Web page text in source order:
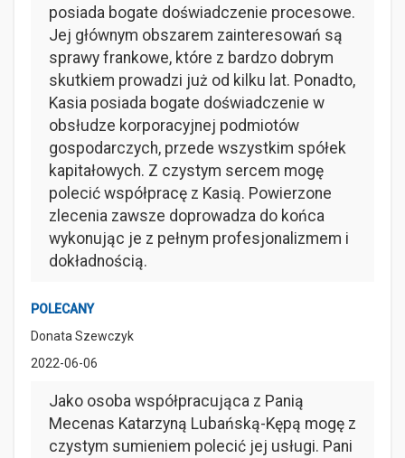
posiada bogate doświadczenie procesowe.
Jej głównym obszarem zainteresowań są
sprawy frankowe, które z bardzo dobrym
skutkiem prowadzi już od kilku lat. Ponadto,
Kasia posiada bogate doświadczenie w
obsłudze korporacyjnej podmiotów
gospodarczych, przede wszystkim spółek
kapitałowych. Z czystym sercem mogę
polecić współpracę z Kasią. Powierzone
zlecenia zawsze doprowadza do końca
wykonując je z pełnym profesjonalizmem i
dokładnością.
POLECANY
Donata Szewczyk
2022-06-06
Jako osoba współpracująca z Panią
Mecenas Katarzyną Lubańską-Kępą mogę z
czystym sumieniem polecić jej usługi. Pani